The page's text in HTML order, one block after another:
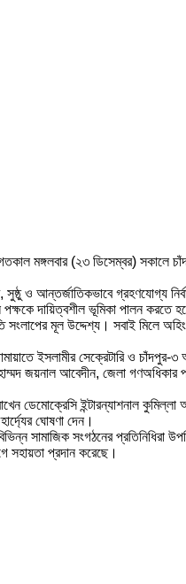
মঙ্গলবার (২৩ ডিসেম্বর) সকালে
ও আন্তর্জাতিকভাবে গ্রহণযোগ্য
পক্ষকে দায়িত্বশীল ভূমিকা পালন করতে
মূল উদ্দেশ্য। সবাই মিলে
ইসলামীর সেক্রেটারি ও চাঁদপুর-
জয়নাল আবেদীন, জেলা
ডেমোক্রেসি ইন্টারন্যাশনাল কুমিল্লা
ঘোষণা দেন।
সামাজিক সংগঠনের প্রতিনিধিরা
সহায়তা প্রদান করেছে।